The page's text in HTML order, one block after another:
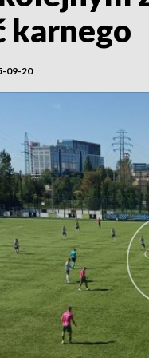
karnego
09-20